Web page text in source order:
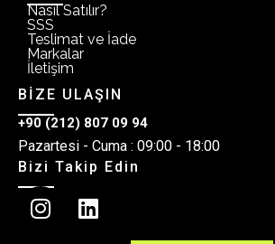
Nasıl Satılır?
SSS
Teslimat ve İade
Markalar
İletişim
BİZE ULAŞIN
+90 (212) 807 09 94
Pazartesi - Cuma : 09:00 - 18:00
Bizi Takip Edin